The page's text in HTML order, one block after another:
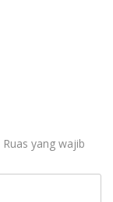
Ruas yang wajib